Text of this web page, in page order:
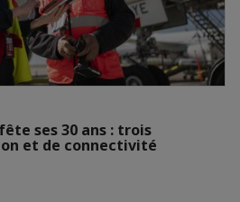
ses 30 ans : trois
et de connectivité